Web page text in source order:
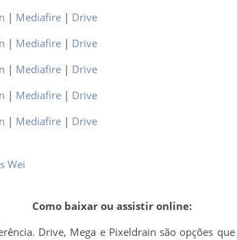
| Mediafire| Drive
| Mediafire| Drive
| Mediafire| Drive
| Mediafire| Drive
| Mediafire| Drive
Wei
Como baixar ou assistir online:
Drive, Mega e Pixeldrain são opções